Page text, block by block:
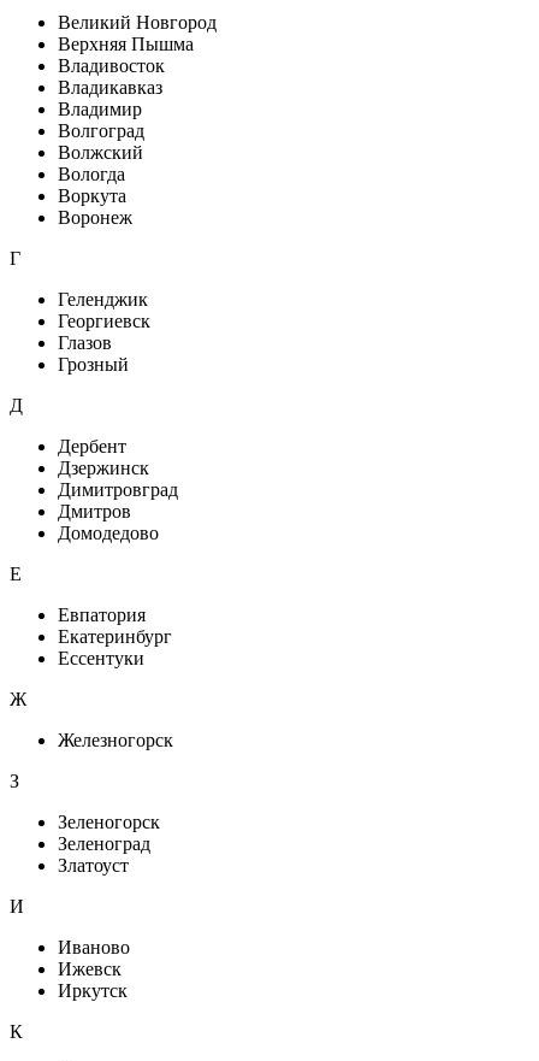
Великий Новгород
Верхняя Пышма
Владивосток
Владикавказ
Владимир
Волгоград
Волжский
Вологда
Воркута
Воронеж
Г
Геленджик
Георгиевск
Глазов
Грозный
Д
Дербент
Дзержинск
Димитровград
Дмитров
Домодедово
Е
Евпатория
Екатеринбург
Ессентуки
Ж
Железногорск
З
Зеленогорск
Зеленоград
Златоуст
И
Иваново
Ижевск
Иркутск
К